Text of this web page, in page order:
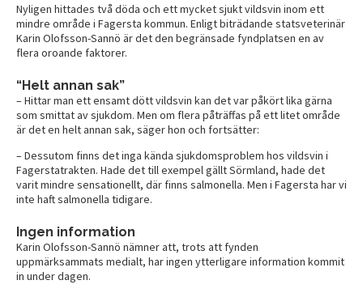
Nyligen hittades två döda och ett mycket sjukt vildsvin inom ett
mindre område i Fagersta kommun. Enligt biträdande statsveterinär
Karin Olofsson-Sannö är det den begränsade fyndplatsen en av
flera oroande faktorer.
“Helt annan sak”
– Hittar man ett ensamt dött vildsvin kan det var påkört lika gärna
som smittat av sjukdom. Men om flera påträffas på ett litet område
är det en helt annan sak, säger hon och fortsätter:
– Dessutom finns det inga kända sjukdomsproblem hos vildsvin i
Fagerstatrakten. Hade det till exempel gällt Sörmland, hade det
varit mindre sensationellt, där finns salmonella. Men i Fagersta har vi
inte haft salmonella tidigare.
Ingen information
Karin Olofsson-Sannö nämner att, trots att fynden
uppmärksammats medialt, har ingen ytterligare information kommit
in under dagen.